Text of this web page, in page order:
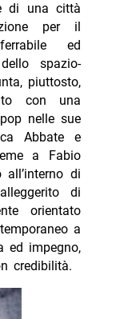
di una città
per il
ed
spazio-
piuttosto,
con una
nelle sue
Abbate e
a Fabio
di
di
orientato
a
ed impegno,
credibilità.